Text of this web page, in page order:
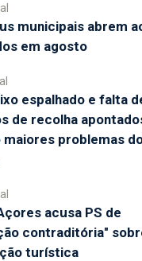
municipais abrem
em agosto
espalhado e falta
de recolha
maiores problemas
acusa PS de
contraditória"
turística